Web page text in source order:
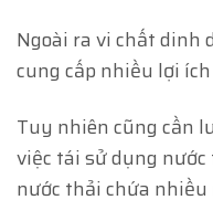
Ngoài ra vi chất dinh
cung cấp nhiều lợi
Tuy nhiên cũng cần
việc tái sử dụng
nước thải chứa